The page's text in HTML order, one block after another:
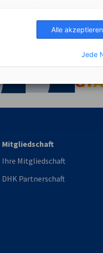
Wirtschaft und Energie
Mitgliedschaft
Ihre Mitgliedschaft
DHK Partnerschaft
Alle akzeptieren
Jede